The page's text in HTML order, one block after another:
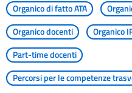
Organico di fatto ATA
Organico docenti
Organico
Part-time docenti
Percorsi per le competenze